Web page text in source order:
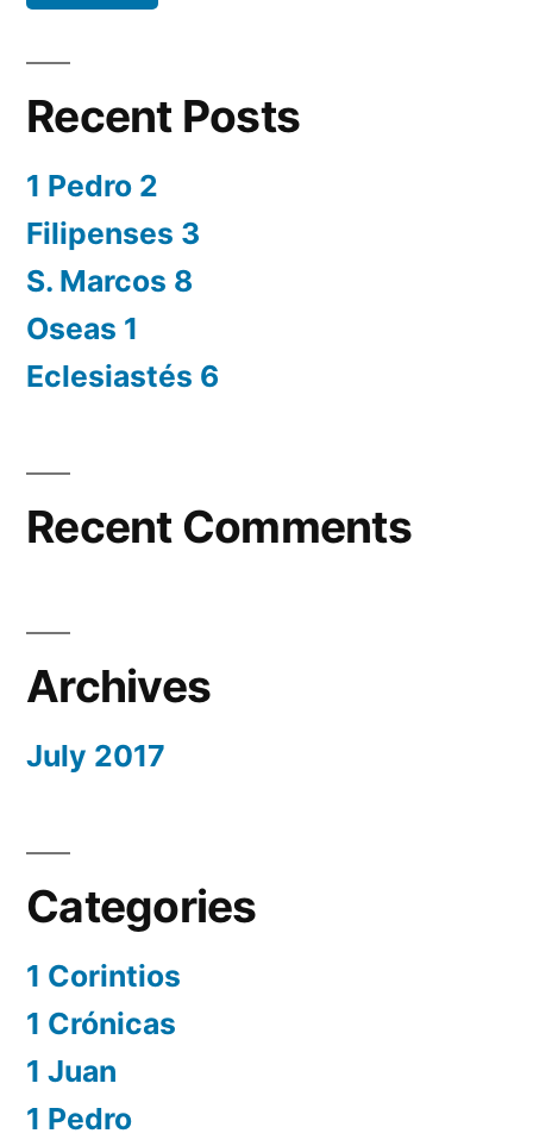
Recent Posts
1 Pedro 2
Filipenses 3
S. Marcos 8
Oseas 1
Eclesiastés 6
Recent Comments
Archives
July 2017
Categories
1 Corintios
1 Crónicas
1 Juan
1 Pedro